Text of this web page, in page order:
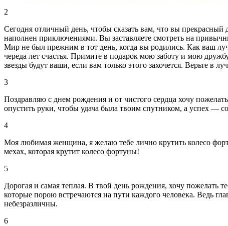
2
Сегодня отличный день, чтобы сказать вам, что вы
наполнен приключениями. Вы заставляете смотреть на
Мир не был прежним в тот день, когда вы родились. Как ваш
череда лет счастья. Примите в подарок мою заботу и мою
звезды будут ваши, если вам только этого захочется. Верьте в
3
Поздравляю с днем рождения и от чистого сердца хочу
опустить руки, чтобы удача была твоим спутником, а успех —
4
Моя любимая женщина, я желаю тебе лично крутить колесо
мехах, которая крутит колесо фортуны!
5
Дорогая и самая теплая. В твой день рождения, хочу пожелать
которые порою встречаются на пути каждого человека. Ведь
небезразличны.
6